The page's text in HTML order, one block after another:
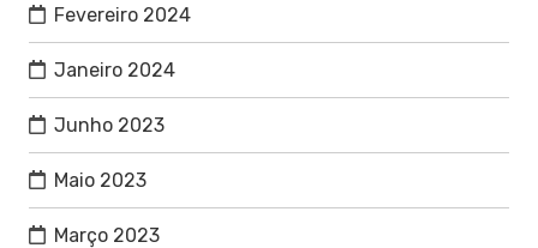
Fevereiro 2024
Janeiro 2024
Junho 2023
Maio 2023
Março 2023